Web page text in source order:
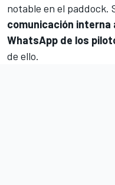
notable en el paddock.
comunicación interna
WhatsApp de los
de ello.